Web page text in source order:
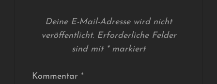
Deine E-Mail-Adresse wird nicht
veröffentlicht. Erforderliche Felder
sind mit *markiert
Kommentar *